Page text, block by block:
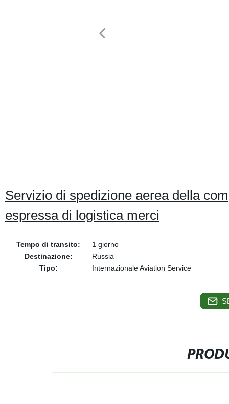
Servizio di spedizione aerea della
espressa di logistica merci
Tempo di transito:
1 giorno
Destinazione:
Russia
Tipo:
Internazionale Aviation Service